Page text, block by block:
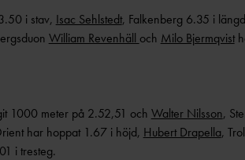
i stav, Isac Sehlstedt, Falkenberg 6.35 i
William Revenhäll och Milo Bjermqvist
1000 meter på 2.52,51 och Walter Nilsson,
har hoppat 1.67 i höjd, Hubert Drapella,
i tresteg.